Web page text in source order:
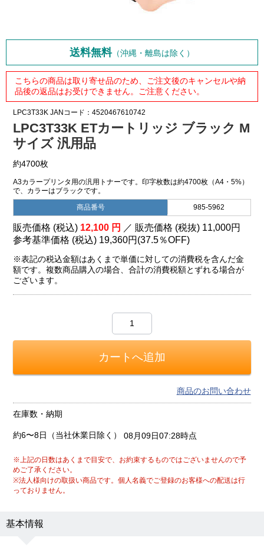
送料無料（沖縄・離島は除く）
こちらの商品は取り寄せ品のため、ご注文後のキャンセルや納
品後の返品はお受けできません。ご注意ください。
LPC3T33K JANコード：4520467610742
LPC3T33K ETカートリッジ ブラック M
サイズ 汎用品
約4700枚
A3カラープリンタ用の汎用トナーです。印字枚数は約4700枚（A4・5%）
で、カラーはブラックです。
商品番号 985-5962
販売価格 (税込) 12,100 円 ／ 販売価格 (税抜) 11,000円
参考基準価格 (税込) 19,360円 (37.5％OFF)
※表記の税込金額はあくまで単価に対しての消費税を含んだ金
額です。複数商品購入の場合、合計の消費税額とずれる場合が
ございます。
商品のお問い合わせ
在庫数・納期
約6〜8日（当社休業日除く） 08月09日07:28時点
※上記の日数はあくまで目安で、お約束するものではございませんので予
めご了承ください。
※法人様向けの取扱い商品です。個人名義でご登録のお客様への配送は行
っておりません。
基本情報